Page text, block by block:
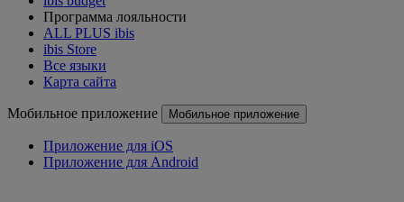
Программа лояльности
ALL PLUS ibis
ibis Store
Все языки
Карта сайта
Мобильное приложение Мобильное приложение
Приложение для iOS
Приложение для Android